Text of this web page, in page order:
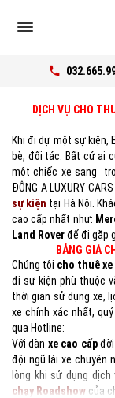
DỊCH VỤ CHO
Khi đi dự một sự kiện,
bè, đối tác. Bất cứ ai
một chiếc xe sang
ĐÔNG A LUXURY
sự kiện tại Hà Nội.
cao cấp nhất như:
Land Roverđể đi gặp
BẢNG GIÁ
Chúng tôi cho thuê
đi sự kiện phù thuộc
thời gian sử dụng xe,
xe chính xác nhất,
qua Hotline:
Với dàn xe cao cấpđời
đội ngũ lái xe chuyên
lòng khi sử dụng
chạy Roadshow của